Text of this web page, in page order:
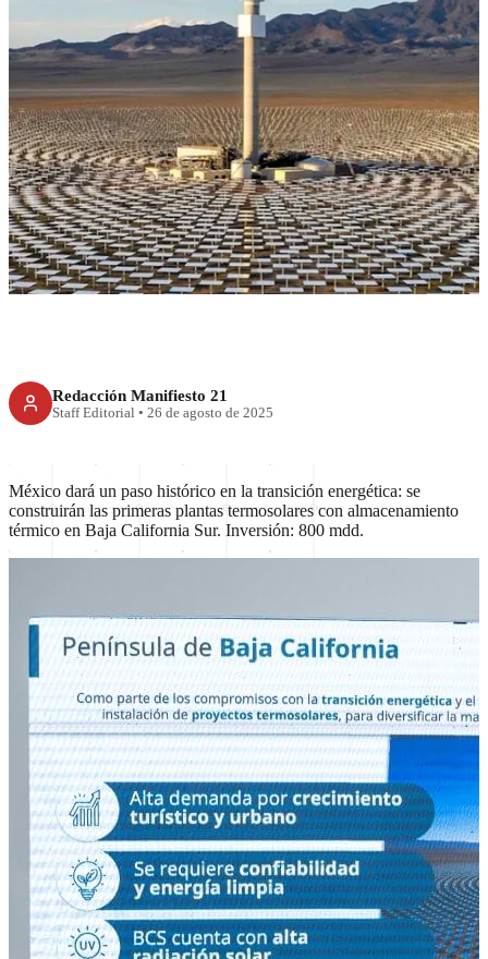
RECIENTE
México impulsa primeras
plantas termosolares en Baja
Sur
Redacción Manifiesto 21
Staff Editorial • 26 de agosto de 2025
México dará un paso histórico en la transición energética: se
construirán las primeras plantas termosolares con almacenamiento
térmico en Baja California Sur. Inversión: 800 mdd.